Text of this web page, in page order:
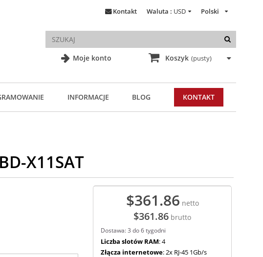
Moje konto
Polski
Waluta : USD
Kontakt
Koszyk (pusty)
INFORMACJE BLOG KONTAKT
X11SAT
$361.86 netto
$361.86 brutto
Dostawa: 3 do 6 tygodni
Liczba slotów RAM: 4
Złącza internetowe: 2x RJ-45 1Gb/s